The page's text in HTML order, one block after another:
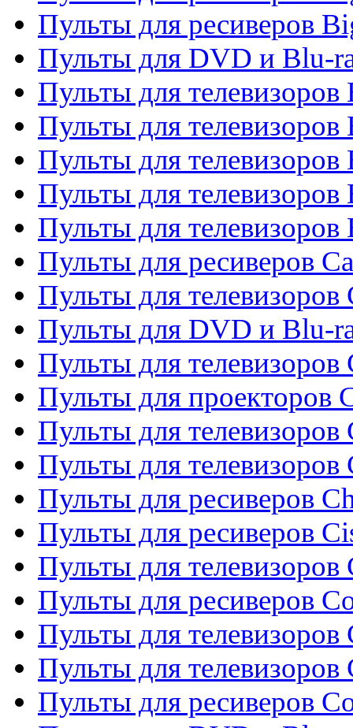
Пульты для ресиверов
Пульты для DVD и Blu-
Пульты для телевизоров
Пульты для телевизоров
Пульты для телевизоров
Пульты для телевизоров
Пульты для телевизоров
Пульты для ресиверов
Пульты для телевизоров
Пульты для DVD и Blu-
Пульты для телевизоров
Пульты для проекторов
Пульты для телевизоров
Пульты для телевизоров
Пульты для ресиверов
Пульты для ресиверов
Пульты для телевизоров
Пульты для ресиверов
Пульты для телевизоров
Пульты для телевизоров
Пульты для ресиверов